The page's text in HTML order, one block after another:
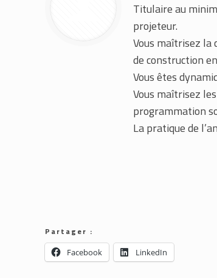
Titulaire au
projeteur.
Vous maîtrisez la
de construction
Vous êtes
Vous maîtrisez
programmation
La pratique de
Partager :
Facebook LinkedIn